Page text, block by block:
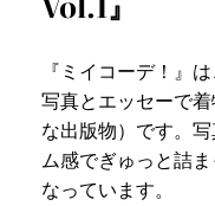
『ミイコーデ！』
写真とエッセーで
な出版物）です。
ム感でぎゅっと詰
なっています。